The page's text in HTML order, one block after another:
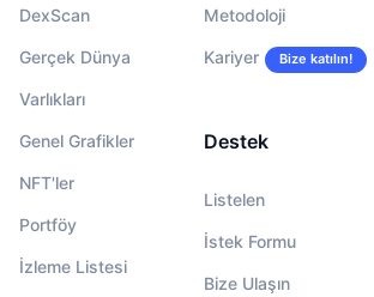
DexScan
Gerçek Dünya
Varlıkları
Genel Grafikler
NFT'ler
Portföy
İzleme Listesi
Metodoloji
Kariyer Bize katılın!
Destek
Listelen
İstek Formu
Bize Ulaşın